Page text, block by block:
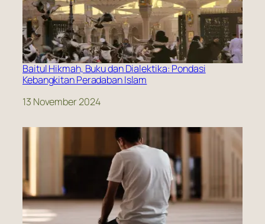
Baitul Hikmah, Buku dan Dialektika: Pondasi
Kebangkitan Peradaban Islam
Date
13 November 2024